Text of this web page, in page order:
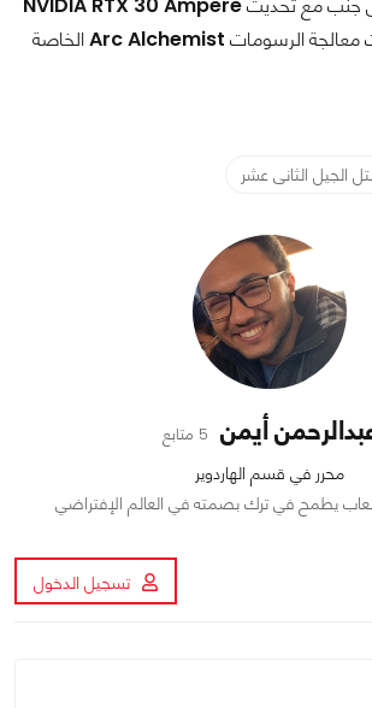
معالجة الرسومات Arc Alchemistالخاصة
الجيل الثانى عشر
أيمن 5 متابع
محرر في قسم الهاردوير
يطمح في ترك بصمته في العالم الإفتراضي
تسجيل الدخول